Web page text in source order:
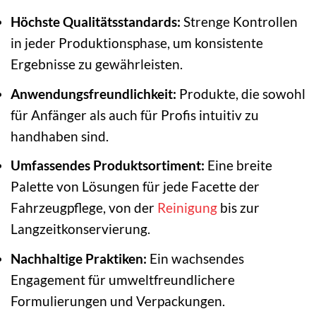
Höchste Qualitätsstandards: Strenge Kontrollen
in jeder Produktionsphase, um konsistente
Ergebnisse zu gewährleisten.
Anwendungsfreundlichkeit: Produkte, die sowohl
für Anfänger als auch für Profis intuitiv zu
handhaben sind.
Umfassendes Produktsortiment: Eine breite
Palette von Lösungen für jede Facette der
Fahrzeugpflege, von der Reinigung bis zur
Langzeitkonservierung.
Nachhaltige Praktiken: Ein wachsendes
Engagement für umweltfreundlichere
Formulierungen und Verpackungen.